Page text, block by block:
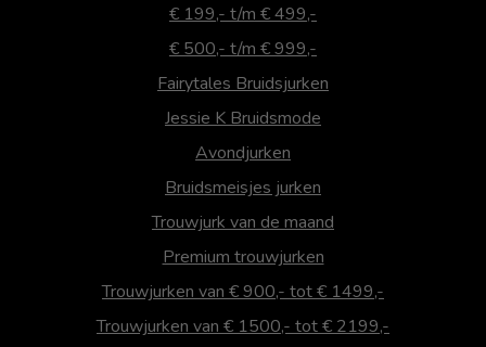
€ 199,- t/m € 499,-
€ 500,- t/m € 999,-
Fairytales Bruidsjurken
Jessie K Bruidsmode
Avondjurken
Bruidsmeisjes jurken
Trouwjurk van de maand
Premium trouwjurken
Trouwjurken van € 900,- tot € 1499,-
Trouwjurken van € 1500,- tot € 2199,-